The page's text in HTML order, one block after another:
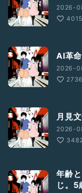
2026-
4015
AI革
2026-
2736
月見
2026-
年齢
じ。5